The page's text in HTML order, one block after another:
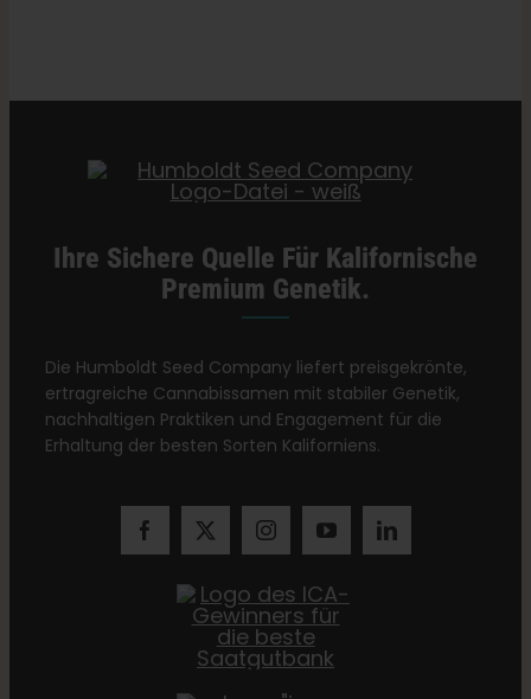
Ihre Sichere Quelle Für Kalifornische
Premium Genetik.
Die Humboldt Seed Company liefert preisgekrönte,
ertragreiche Cannabissamen mit stabiler Genetik,
nachhaltigen Praktiken und Engagement für die
Erhaltung der besten Sorten Kaliforniens.